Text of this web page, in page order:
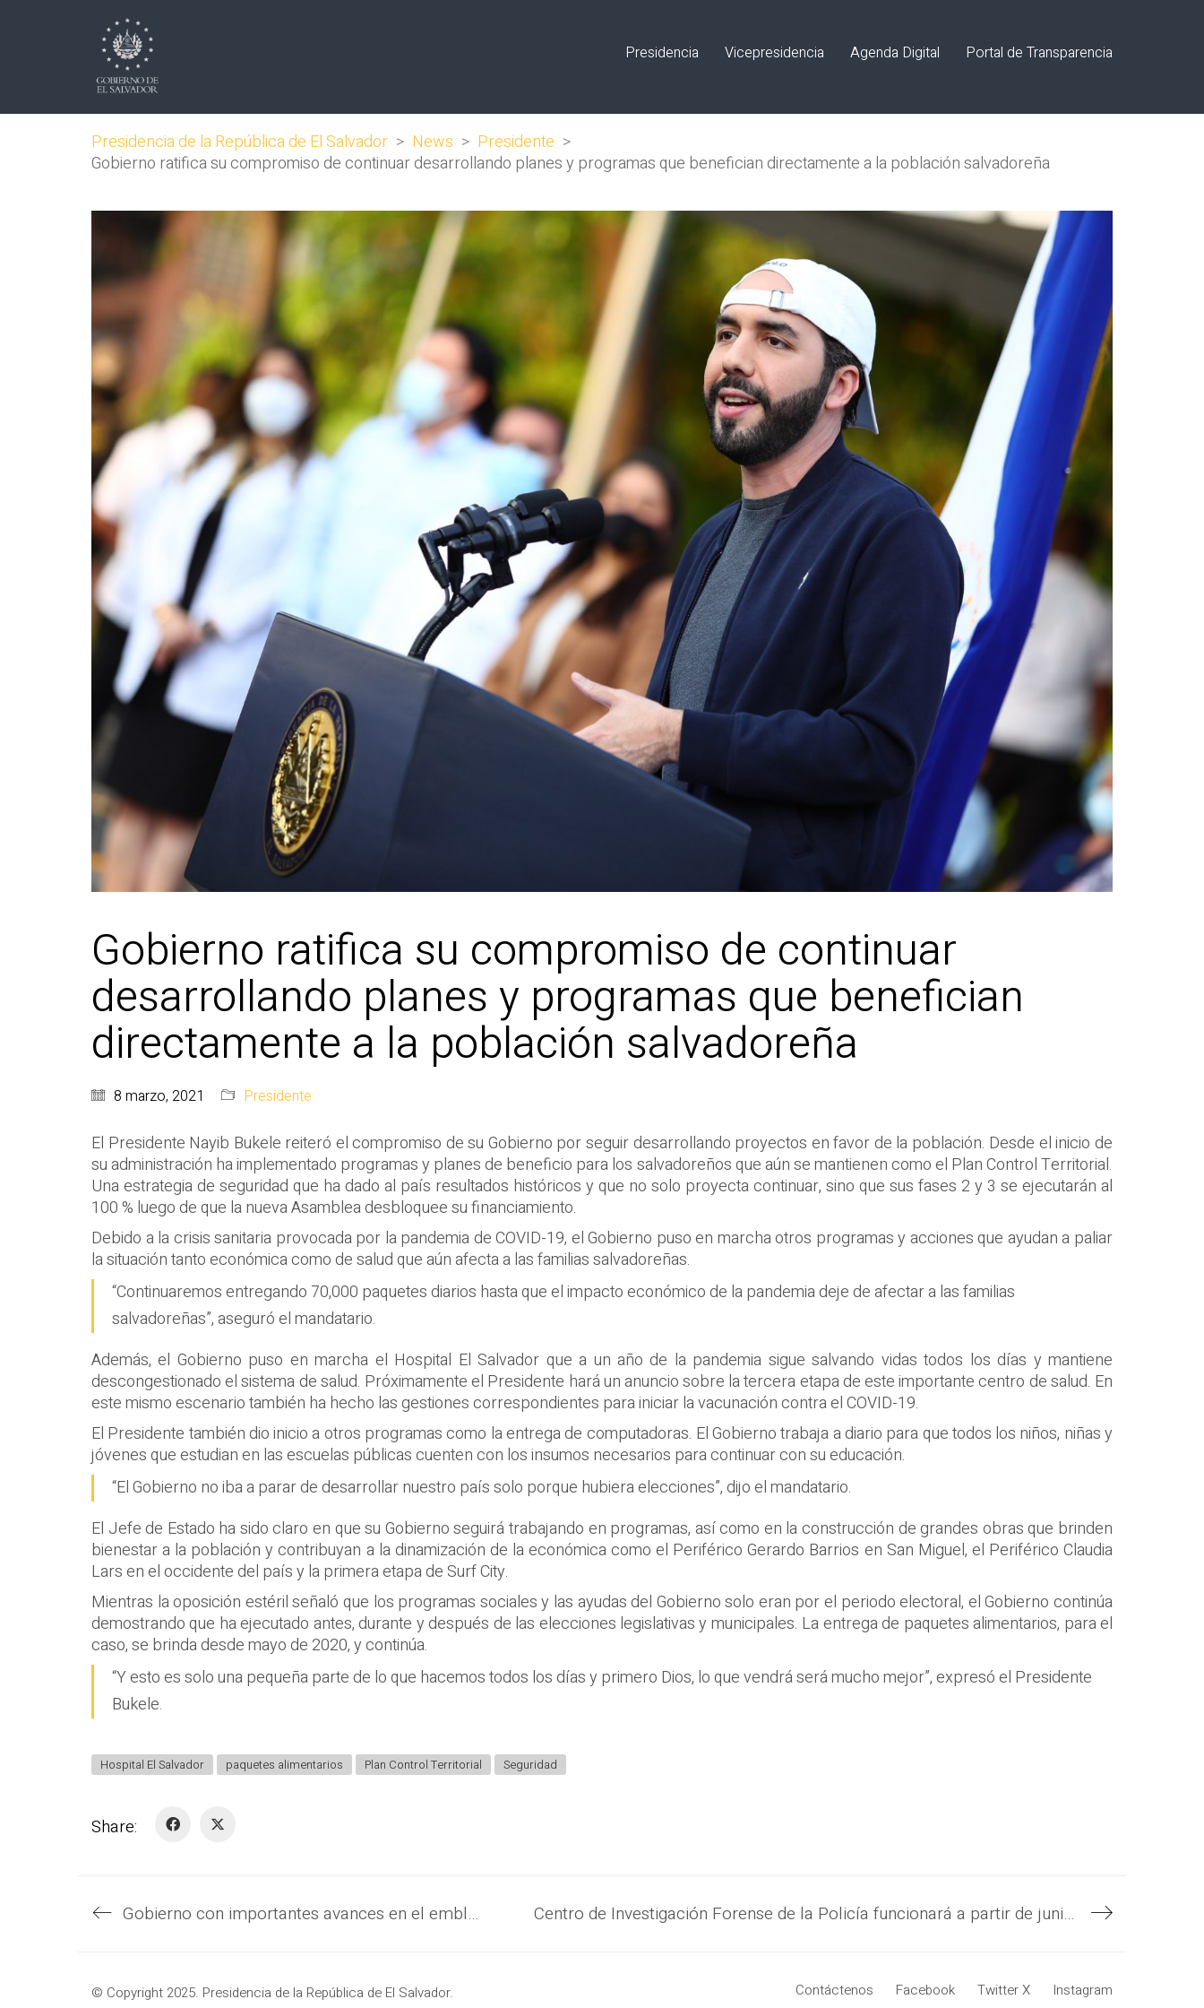
Presidencia Vicepresidencia Agenda Digital Portal de Transparencia
Presidencia de la República de El Salvador > News > Presidente >
Gobierno ratifica su compromiso de continuar desarrollando planes y programas que benefician directamente a la población salvadoreña
Gobierno ratifica su compromiso de continuar
desarrollando planes y programas que benefician
directamente a la población salvadoreña
8 marzo, 2021 Presidente
El Presidente Nayib Bukele reiteró el compromiso de su Gobierno por seguir desarrollando proyectos en favor de la población. Desde el inicio de
su administración ha implementado programas y planes de beneficio para los salvadoreños que aún se mantienen como el Plan Control Territorial.
Una estrategia de seguridad que ha dado al país resultados históricos y que no solo proyecta continuar, sino que sus fases 2 y 3 se ejecutarán al
100 % luego de que la nueva Asamblea desbloquee su financiamiento.
Debido a la crisis sanitaria provocada por la pandemia de COVID-19, el Gobierno puso en marcha otros programas y acciones que ayudan a paliar
la situación tanto económica como de salud que aún afecta a las familias salvadoreñas.
“Continuaremos entregando 70,000 paquetes diarios hasta que el impacto económico de la pandemia deje de afectar a las familias
salvadoreñas”, aseguró el mandatario.
Además, el Gobierno puso en marcha el Hospital El Salvador que a un año de la pandemia sigue salvando vidas todos los días y mantiene
descongestionado el sistema de salud. Próximamente el Presidente hará un anuncio sobre la tercera etapa de este importante centro de salud. En
este mismo escenario también ha hecho las gestiones correspondientes para iniciar la vacunación contra el COVID-19.
El Presidente también dio inicio a otros programas como la entrega de computadoras. El Gobierno trabaja a diario para que todos los niños, niñas y
jóvenes que estudian en las escuelas públicas cuenten con los insumos necesarios para continuar con su educación.
“El Gobierno no iba a parar de desarrollar nuestro país solo porque hubiera elecciones”, dijo el mandatario.
El Jefe de Estado ha sido claro en que su Gobierno seguirá trabajando en programas, así como en la construcción de grandes obras que brinden
bienestar a la población y contribuyan a la dinamización de la económica como el Periférico Gerardo Barrios en San Miguel, el Periférico Claudia
Lars en el occidente del país y la primera etapa de Surf City.
Mientras la oposición estéril señaló que los programas sociales y las ayudas del Gobierno solo eran por el periodo electoral, el Gobierno continúa
demostrando que ha ejecutado antes, durante y después de las elecciones legislativas y municipales. La entrega de paquetes alimentarios, para el
caso, se brinda desde mayo de 2020, y continúa.
“Y esto es solo una pequeña parte de lo que hacemos todos los días y primero Dios, lo que vendrá será mucho mejor”, expresó el Presidente
Bukele.
Hospital El Salvador paquetes alimentarios Plan Control Territorial Seguridad
Share:
Gobierno con importantes avances en el emblemático proyecto de rehabilitación del centro de la capital Centro de Investigación Forense de la Policía funcionará a partir de junio para fortalecer la estrategia de seguridad del Gobierno del Presidente Nayib Bukele
Contáctenos Facebook Twitter X Instagram
© Copyright 2025. Presidencia de la República de El Salvador.